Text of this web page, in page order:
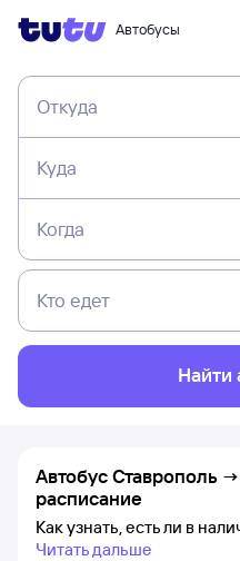
Автобусы
Откуда
Куда
Когда
Кто едет
Найти
Автобус Ставрополь
расписание
Как узнать, есть ли в
Читать дальше